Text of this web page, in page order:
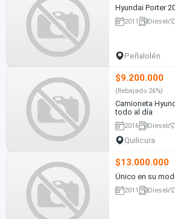
Hyundai Porter
2011 Diesel
Peñalolén
$9.200.000
(Rebajado 26%)
Camioneta
todo al día
2016 Diesel
Quilicura
$13.000.000
Único en su
2011 Diesel